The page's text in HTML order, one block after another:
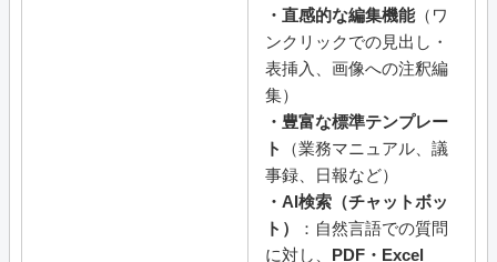
・直感的な編集機能（ワ
ンクリックでの見出し・
表挿入、画像への注釈編
集）
・豊富な標準テンプレー
ト
（業務マニュアル、議
事録、日報など）
・AI検索（チャットボッ
ト）
：自然言語での質問
に対し、 PDF・Excel